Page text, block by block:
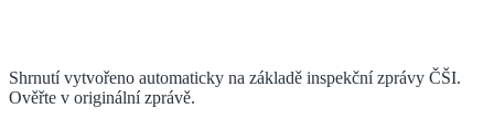
Shrnutí vytvořeno automaticky na základě inspekční zprávy ČŠI.
Ověřte v originální zprávě.